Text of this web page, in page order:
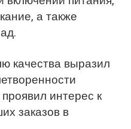
а также
качества выразил
интерес к
заказов в